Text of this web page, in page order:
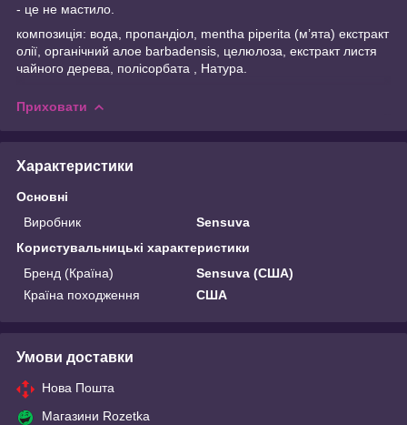
- це не мастило.
композиція: вода, пропандіол, mentha piperita (м’ята) екстракт
олії, органічний алое barbadensis, целюлоза, екстракт листя
чайного дерева, полісорбата , Натура.
Приховати
Характеристики
Основні
Виробник
Sensuva
Користувальницькі характеристики
Бренд (Країна)
Sensuva (США)
Країна походження
США
Умови доставки
Нова Пошта
Магазини Rozetka